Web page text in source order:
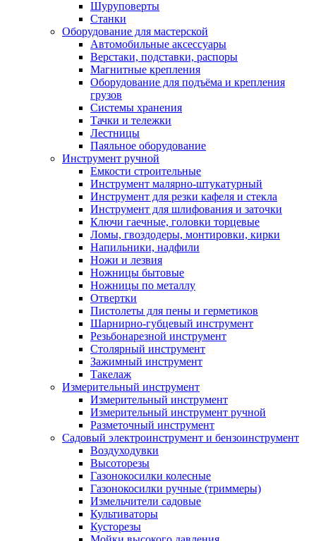
Шуруповерты
Станки
Оборудование для мастерской
Автомобильные аксессуары
Верстаки, подставки, распоры
Магнитные крепления
Оборудование для подъёма и крепления
грузов
Системы хранения
Тачки и тележки
Лестницы
Паяльное оборудование
Инструмент ручной
Емкости строительные
Инструмент малярно-штукатурный
Инструмент для резки кафеля и стекла
Инструмент для шлифования и заточки
Ключи гаечные, головки торцевые
Ломы, гвоздодеры, монтировки, кирки
Напильники, надфили
Ножи и лезвия
Ножницы бытовые
Ножницы по металлу
Отвертки
Пистолеты для пены и герметиков
Шарнирно-губцевый инструмент
Резьбонарезной инструмент
Столярный инструмент
Зажимный инструмент
Такелаж
Измерительный инструмент
Измерительный инструмент
Измерительный инструмент ручной
Разметочный инструмент
Садовый электроинструмент и бензоинструмент
Воздуходувки
Высоторезы
Газонокосилки колесные
Газонокосилки ручные (триммеры)
Измельчители садовые
Культиваторы
Кусторезы